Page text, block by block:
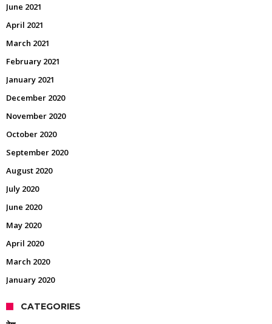
June 2021
April 2021
March 2021
February 2021
January 2021
December 2020
November 2020
October 2020
September 2020
August 2020
July 2020
June 2020
May 2020
April 2020
March 2020
January 2020
CATEGORIES